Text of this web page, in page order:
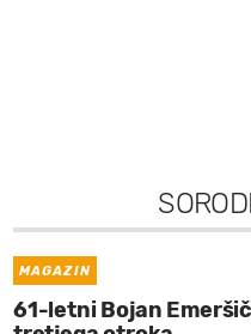
MAGAZIN
61-letni Bojan